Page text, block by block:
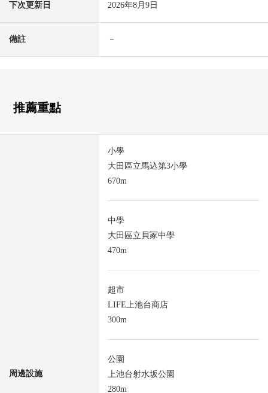
下次更新日 2026年8月9日
備註 －
推薦重點
周邊設施
小學
大田區立馬込第3小學
670m
中學
大田區立貝冢中學
470m
超市
LIFE上池台商店
300m
公園
上池台射水坂公園
280m